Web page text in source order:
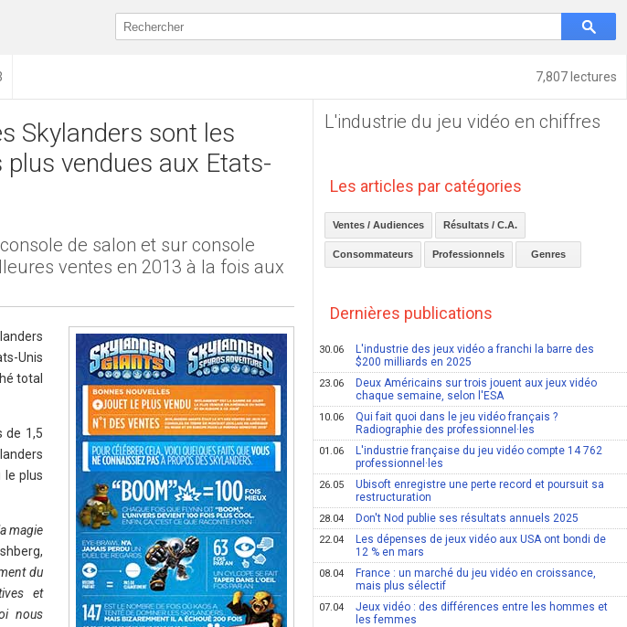
7,807 lectures
Skylanders sont les
vendues aux Etats-
de salon et sur console
ventes en 2013 à la fois aux
Unis
total
de 1,5
le plus
magie
du
et
nous
L'industrie du jeu vidéo en chiffres
Les articles par catégories
Ventes / Audiences Résultats / C.A.
Consommateurs Professionnels Genres
Dernières publications
30.06
L'industrie des jeux vidéo a franchi la barre des
$200 milliards en 2025
23.06
Deux Américains sur trois jouent aux jeux vidéo
chaque semaine, selon l'ESA
10.06
Qui fait quoi dans le jeu vidéo français ?
Radiographie des professionnel·les
01.06
L'industrie française du jeu vidéo compte 14 762
professionnel·les
26.05
Ubisoft enregistre une perte record et poursuit sa
restructuration
28.04 Don't Nod publie ses résultats annuels 2025
22.04
Les dépenses de jeux vidéo aux USA ont bondi de
12 % en mars
08.04
France : un marché du jeu vidéo en croissance,
mais plus sélectif
07.04
Jeux vidéo : des différences entre les hommes et
les femmes